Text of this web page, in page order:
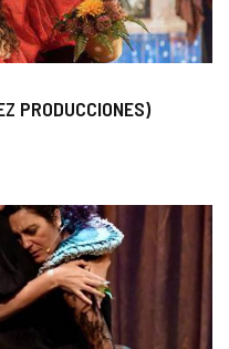
PRODUCCIONES)